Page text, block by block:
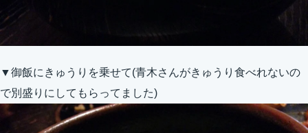
▼御飯にきゅうりを乗せて(青木さんがきゅうり食べれないの
で別盛りにしてもらってました)